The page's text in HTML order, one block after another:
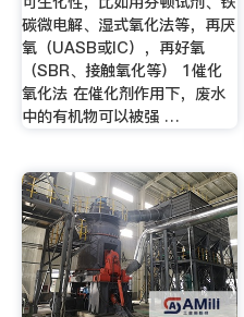
碳微电解、湿式氧化法等，再厌
氧（UASB或IC），再好氧
（SBR、接触氧化等） 1催化
氧化法 在催化剂作用下，废水
中的有机物可以被强 …